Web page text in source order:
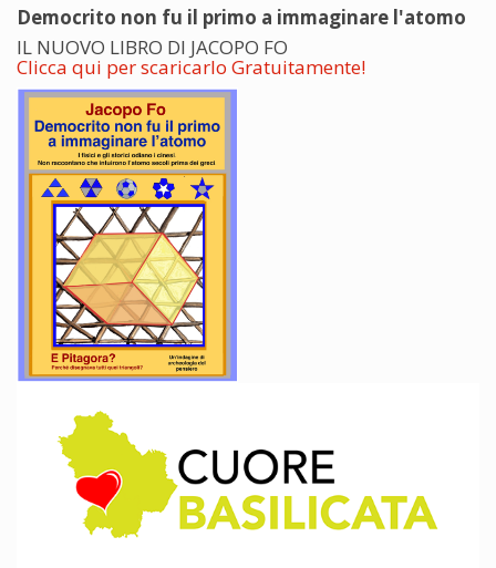
Democrito non fu il primo a immaginare l'atomo
IL NUOVO LIBRO DI JACOPO FO
Clicca qui per scaricarlo Gratuitamente!